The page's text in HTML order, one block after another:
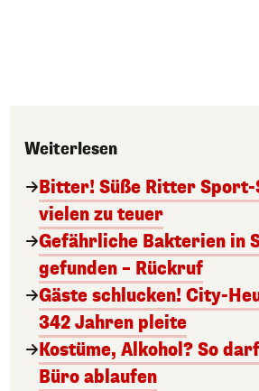
Weiterlesen
Bitter! Süße Ritter Sport-
vielen zu teuer
Gefährliche Bakterien in
gefunden – Rückruf
Gäste schlucken! City-
342 Jahren pleite
Kostüme, Alkohol? So
Büro ablaufen